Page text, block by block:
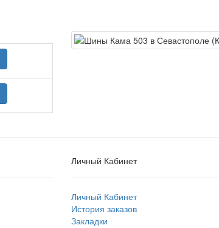
Личный Кабинет
Личный Кабинет
История заказов
Закладки